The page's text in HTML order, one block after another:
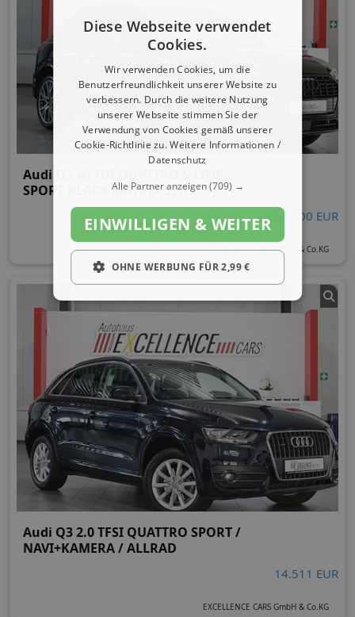
Audi Q3 40 TDI QUATTRO S-LINE
SPORT BLACK MATRIX-LED
24.500 EUR
EXCELLENCE CARS GmbH & Co.KG
Audi Q3 2.0 TFSI QUATTRO SPORT /
NAVI+KAMERA / ALLRAD
14.511 EUR
EXCELLENCE CARS GmbH & Co.KG
Diese Webseite verwendet
Cookies.
Wir verwenden Cookies, um die
Benutzerfreundlichkeit unserer Website zu
verbessern. Durch die weitere Nutzung
unserer Webseite stimmen Sie der
Verwendung von Cookies gemäß unserer
Cookie-Richtlinie zu.Weitere Informationen /
Datenschutz
Alle Partner anzeigen(709) →
EINWILLIGEN & WEITER
OHNE WERBUNG FÜR 2,99 €